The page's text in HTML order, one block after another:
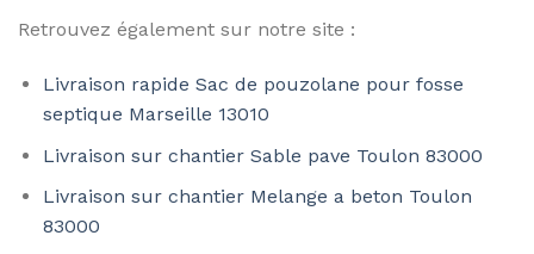
Retrouvez également sur notre site :
Livraison rapide Sac de pouzolane pour fosse
septique Marseille 13010
Livraison sur chantier Sable pave Toulon 83000
Livraison sur chantier Melange a beton Toulon
83000